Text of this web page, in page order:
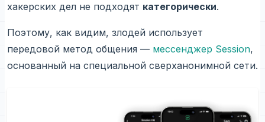
хакерских дел не подходят категорически.
Поэтому, как видим, злодей использует
передовой метод общения — мессенджер Session,
основанный на специальной сверханонимной сети.